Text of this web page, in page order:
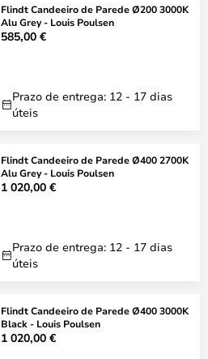
Flindt Candeeiro de Parede Ø200 3000K
Alu Grey - Louis Poulsen
585,00 €
Prazo de entrega: 12 - 17 dias
úteis
Flindt Candeeiro de Parede Ø400 2700K
Alu Grey - Louis Poulsen
1 020,00 €
Prazo de entrega: 12 - 17 dias
úteis
Flindt Candeeiro de Parede Ø400 3000K
Black - Louis Poulsen
1 020,00 €